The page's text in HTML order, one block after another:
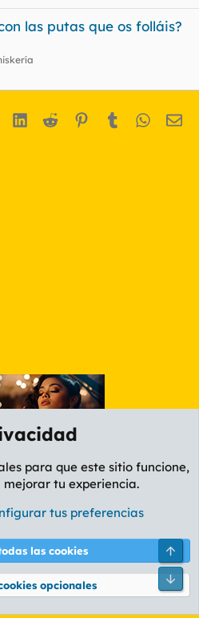
las putas que os folláis?
LinkedIn
Reddit Pinterest
Tumblr
AMARILLO
Política de privacidad Ayuda
2010-2026 XenForo Ltd.
para que este sitio funcione,
tu experiencia.
tus preferencias
las cookies
opcionales
Pie